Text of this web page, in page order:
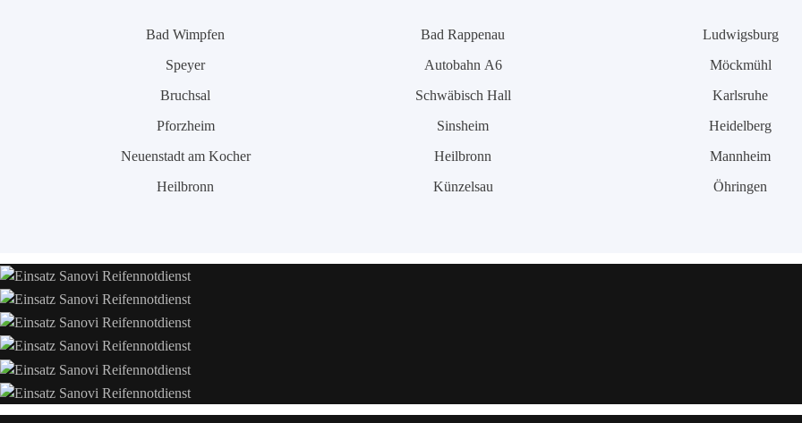
Bad Wimpfen
Speyer
Bruchsal
Pforzheim
Neuenstadt am Kocher
Heilbronn
Bad Rappenau
Autobahn A6
Schwäbisch Hall
Sinsheim
Heilbronn
Künzelsau
Ludwigsburg
Möckmühl
Karlsruhe
Heidelberg
Mannheim
Öhringen